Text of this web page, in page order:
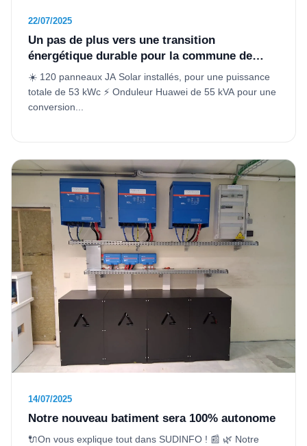
22/07/2025
Un pas de plus vers une transition
énergétique durable pour la commune de
Beauraing 💚
☀️ 120 panneaux JA Solar installés, pour une puissance
totale de 53 kWc ⚡ Onduleur Huawei de 55 kVA pour une
conversion...
14/07/2025
Notre nouveau batiment sera 100% autonome
🔌On vous explique tout dans SUDINFO ! 📰 🌿 Notre